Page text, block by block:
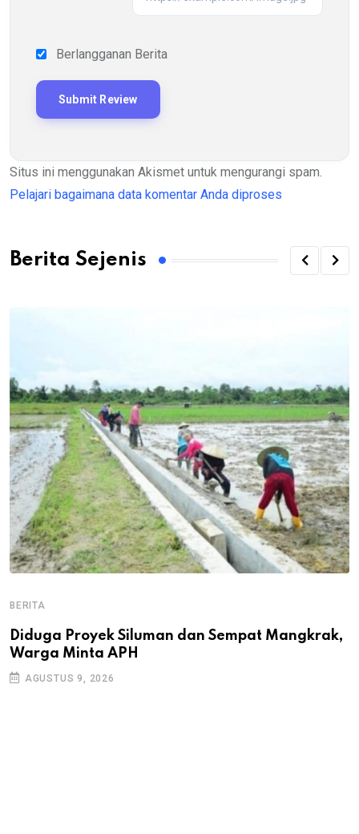
Berlangganan Berita
Situs ini menggunakan Akismet untuk mengurangi spam.
Pelajari bagaimana data komentar Anda diproses
Berita Sejenis
BERITA
Diduga Proyek Siluman dan Sempat Mangkrak,
Warga Minta APH
AGUSTUS 9, 2026